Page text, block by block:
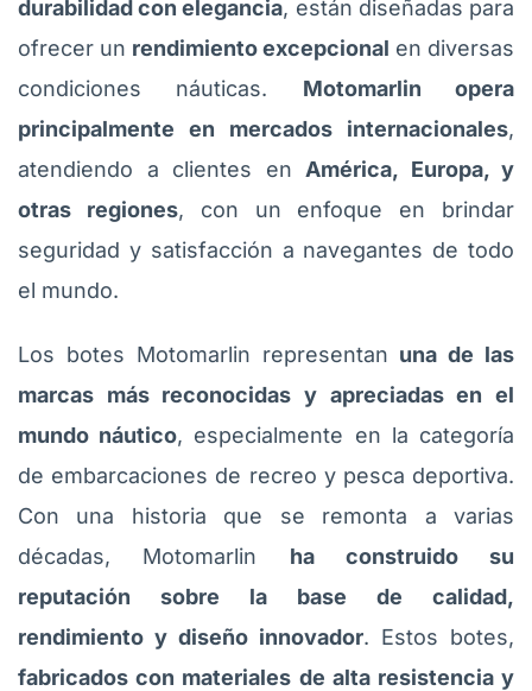
durabilidad con elegancia, están diseñadas para
ofrecer un rendimiento excepcional en diversas
condiciones náuticas. Motomarlin opera
principalmente en mercados internacionales,
atendiendo a clientes en América, Europa, y
otras regiones, con un enfoque en brindar
seguridad y satisfacción a navegantes de todo
el mundo.
Los botes Motomarlin representan una de las
marcas más reconocidas y apreciadas en el
mundo náutico, especialmente en la categoría
de embarcaciones de recreo y pesca deportiva.
Con una historia que se remonta a varias
décadas, Motomarlin ha construido su
reputación sobre la base de calidad,
rendimiento y diseño innovador. Estos botes,
fabricados con materiales de alta resistencia y